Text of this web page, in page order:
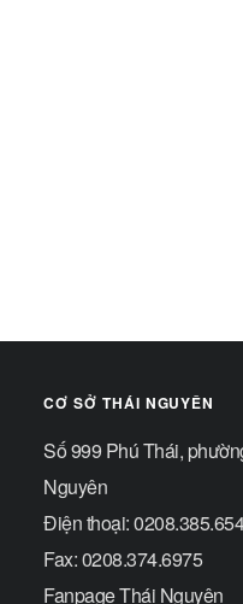
CƠ SỞ THÁI NGUYÊN
Số 999 Phú Thái,
Nguyên
Điện thoại:
Fax: 0208.374.6975
Fanpage Thái Nguyên